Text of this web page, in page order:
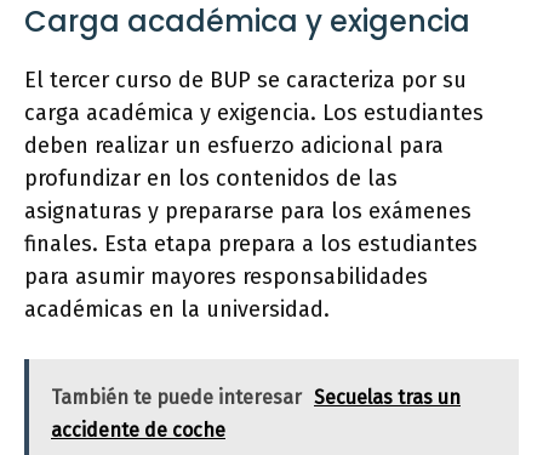
Carga académica y exigencia
El tercer curso de BUP se caracteriza por su
carga académica y exigencia. Los estudiantes
deben realizar un esfuerzo adicional para
profundizar en los contenidos de las
asignaturas y prepararse para los exámenes
finales. Esta etapa prepara a los estudiantes
para asumir mayores responsabilidades
académicas en la universidad.
También te puede interesar Secuelas tras un
accidente de coche